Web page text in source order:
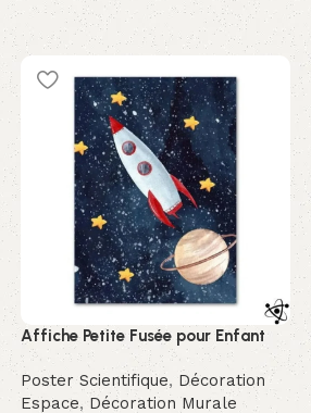
Affiche Petite Fusée pour Enfant
Poster Scientifique, Décoration
Espace,Décoration Murale